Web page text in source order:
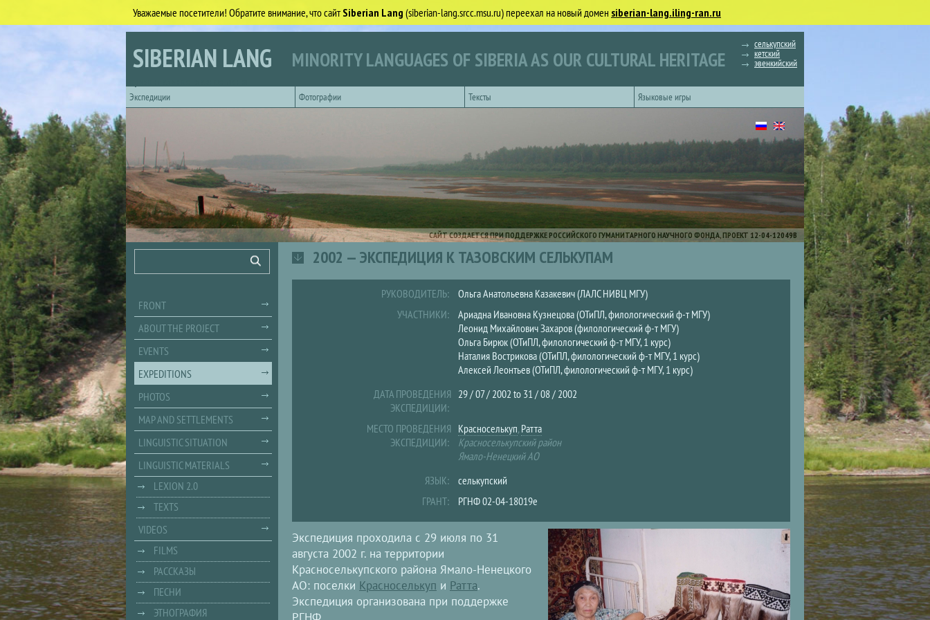
Уважаемые посетители! Обратите внимание, что сайтSiberian Lang (siberian-lang.srcc.msu.ru) переехал на новый домен siberian-lang.iling-ran.ru
SIBERIAN LANG MINORITY LANGUAGES OF SIBERIA AS OUR CULTURAL HERITAGE
селькупский
кетский
эвенкийский
Экспедиции
Фотографии Тексты Языковые игры
САЙТ СОЗДАЕТСЯ ПРИ ПОДДЕРЖКЕ РОССИЙСКОГО ГУМАНИТАРНОГО НАУЧНОГО ФОНДА, ПРОЕКТ 12-04-12049В
2002 — ЭКСПЕДИЦИЯ К ТАЗОВСКИМ СЕЛЬКУПАМ
РУКОВОДИТЕЛЬ:
Ольга Анатольевна Казакевич (ЛАЛС НИВЦ МГУ)
УЧАСТНИКИ:
Ариадна Ивановна Кузнецова (ОТиПЛ, филологический ф-т МГУ)
Леонид Михайлович Захаров (филологический ф-т МГУ)
Ольга Бирюк (ОТиПЛ, филологический ф-т МГУ, 1 курс)
Наталия Вострикова (ОТиПЛ, филологический ф-т МГУ, 1 курс)
Алексей Леонтьев (ОТиПЛ, филологический ф-т МГУ, 1 курс)
ДАТА ПРОВЕДЕНИЯ
ЭКСПЕДИЦИИ:
29 / 07 / 2002 to 31 / 08 / 2002
МЕСТО ПРОВЕДЕНИЯ
ЭКСПЕДИЦИИ:
Красноселькуп, Ратта
Красноселькупский район
Ямало-Ненецкий АО
ЯЗЫК:
селькупский
ГРАНТ:
РГНФ 02-04-18019е
Экспедиция проходила с 29 июля по 31
августа 2002 г. на территории
Красноселькупского района Ямало-Ненецкого
АО: поселки Красноселькуп и Ратта.
Экспедиция организована при поддержке
Search
FRONT
ABOUT THE PROJECT
EVENTS
EXPEDITIONS
PHOTOS
MAP AND SETTLEMENTS
LINGUISTIC SITUATION
LINGUISTIC MATERIALS
LEXION 2.0
TEXTS
VIDEOS
FILMS
РАССКАЗЫ
ПЕСНИ
ЭТНОГРАФИЯ